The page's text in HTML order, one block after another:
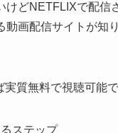
けどNETFLIXで配信
動画配信サイトが知
質無料で視聴可能で
ステップ